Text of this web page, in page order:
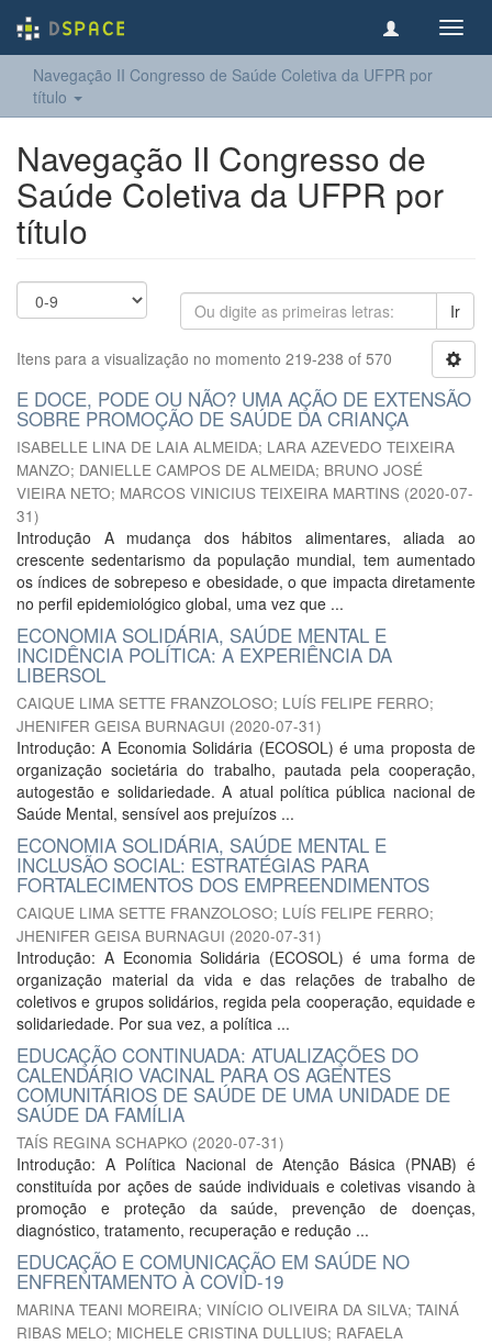
Navegação II Congresso de Saúde Coletiva da UFPR por
título
Navegação II Congresso de
Saúde Coletiva da UFPR por
título
Ir
Itens para a visualização no momento 219-238 of 570
E DOCE, PODE OU NÃO? UMA AÇÃO DE EXTENSÃO
SOBRE PROMOÇÃO DE SAÚDE DA CRIANÇA
ISABELLE LINA DE LAIA ALMEIDA; LARA AZEVEDO TEIXEIRA
MANZO; DANIELLE CAMPOS DE ALMEIDA; BRUNO JOSÉ
VIEIRA NETO; MARCOS VINICIUS TEIXEIRA MARTINS (2020-07-
31)
Introdução A mudança dos hábitos alimentares, aliada ao
crescente sedentarismo da população mundial, tem aumentado
os índices de sobrepeso e obesidade, o que impacta diretamente
no perfil epidemiológico global, uma vez que ...
ECONOMIA SOLIDÁRIA, SAÚDE MENTAL E
INCIDÊNCIA POLÍTICA: A EXPERIÊNCIA DA
LIBERSOL
CAIQUE LIMA SETTE FRANZOLOSO; LUÍS FELIPE FERRO;
JHENIFER GEISA BURNAGUI (2020-07-31)
Introdução: A Economia Solidária (ECOSOL) é uma proposta de
organização societária do trabalho, pautada pela cooperação,
autogestão e solidariedade. A atual política pública nacional de
Saúde Mental, sensível aos prejuízos ...
ECONOMIA SOLIDÁRIA, SAÚDE MENTAL E
INCLUSÃO SOCIAL: ESTRATÉGIAS PARA
FORTALECIMENTOS DOS EMPREENDIMENTOS
CAIQUE LIMA SETTE FRANZOLOSO; LUÍS FELIPE FERRO;
JHENIFER GEISA BURNAGUI (2020-07-31)
Introdução: A Economia Solidária (ECOSOL) é uma forma de
organização material da vida e das relações de trabalho de
coletivos e grupos solidários, regida pela cooperação, equidade e
solidariedade. Por sua vez, a política ...
EDUCAÇÃO CONTINUADA: ATUALIZAÇÕES DO
CALENDÁRIO VACINAL PARA OS AGENTES
COMUNITÁRIOS DE SAÚDE DE UMA UNIDADE DE
SAÚDE DA FAMÍLIA
TAÍS REGINA SCHAPKO (2020-07-31)
Introdução: A Política Nacional de Atenção Básica (PNAB) é
constituída por ações de saúde individuais e coletivas visando à
promoção e proteção da saúde, prevenção de doenças,
diagnóstico, tratamento, recuperação e redução ...
EDUCAÇÃO E COMUNICAÇÃO EM SAÚDE NO
ENFRENTAMENTO À COVID-19
MARINA TEANI MOREIRA; VINÍCIO OLIVEIRA DA SILVA; TAINÁ
RIBAS MELO; MICHELE CRISTINA DULLIUS; RAFAELA